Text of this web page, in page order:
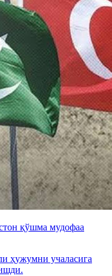
қўшма мудофаа
ҳужумни учаласига